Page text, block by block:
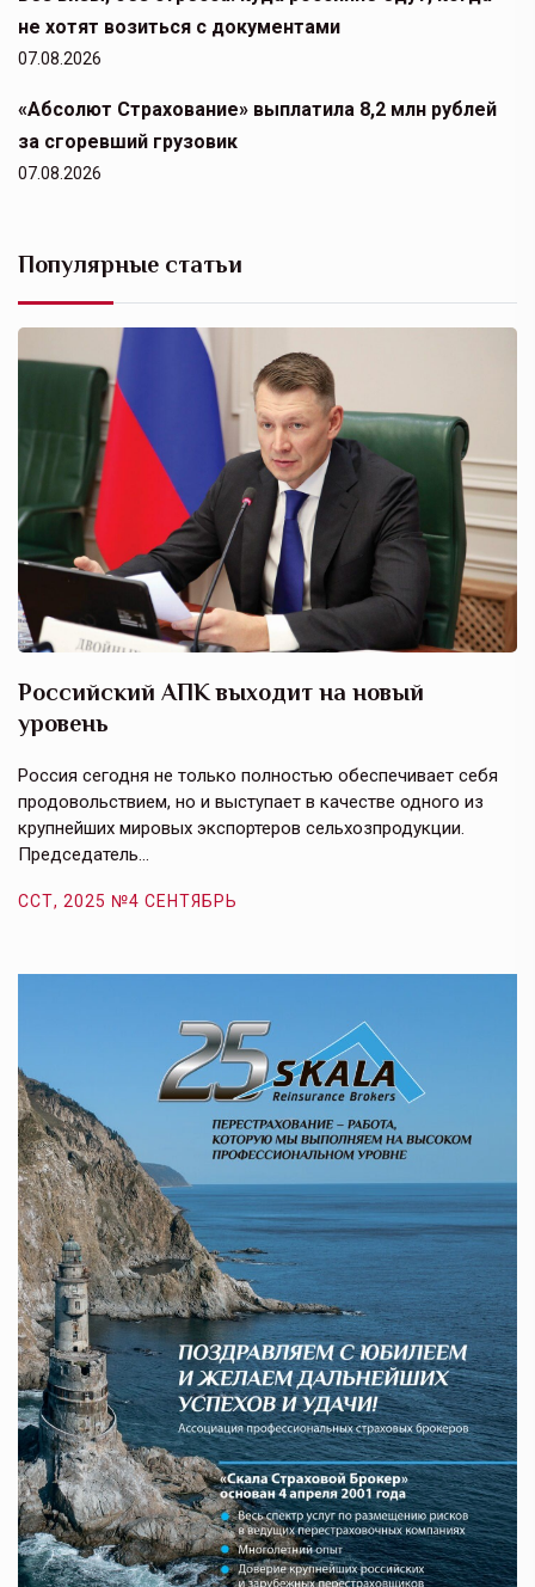
не хотят возиться с документами
07.08.2026
«Абсолют Страхование» выплатила 8,2 млн рублей
за сгоревший грузовик
07.08.2026
Популярные статьи
Российский АПК выходит на новый
уровень
Россия сегодня не только полностью обеспечивает себя
продовольствием, но и выступает в качестве одного из
крупнейших мировых экспортеров сельхозпродукции.
Председатель…
ССТ, 2025 №4 СЕНТЯБРЬ